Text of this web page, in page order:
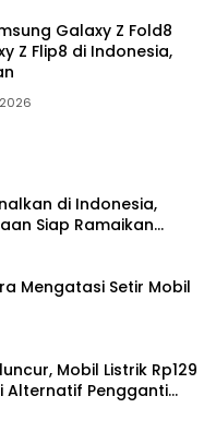
Galaxy Z Fold8
Z Flip8 di Indonesia,
di Indonesia,
Siap Ramaikan
Mengatasi Setir Mobil
Mobil Listrik Rp129
Alternatif Pengganti